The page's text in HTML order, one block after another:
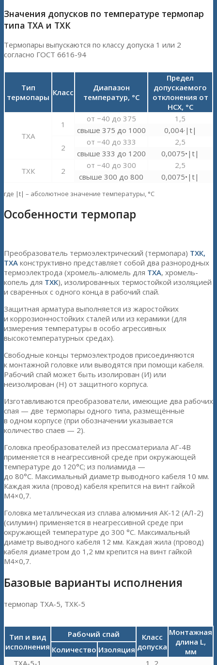
Значения допусков по температуре термопар
типа ТХА и ТХК
Термопары выпускаются по классу допуска 1 или 2
согласно ГОСТ 6616-94
Тип
термопары Класс
Диапазон
температур, °С
Предел
допускаемого
отклонения от
НСХ, °С
ТХА
1
от −40 до 375
1,5
свыше 375 до 1000
0,004·|t|
2
от −40 до 333
2,5
свыше 333 до 1200
0,0075•|t|
ТХК
2
от −40 до 300
2,5
свыше 300 до 800
0,0075•|t|
где |t| – абсолютное значение температуры, °С
Особенности термопар
Преобразователь термоэлектрический (термопара) ТХК,
ТХА конструктивно представляет собой два разнородных
термоэлектрода (хромель-алюмель для ТХА, хромель-
копель для ТХК), изолированных термостойкой изоляцией
и сваренных с одного конца в рабочий спай.
Защитная арматура выполняется из жаростойких
и коррозионностойких сталей или из керамики (для
измерения температуры в особо агрессивных
высокотемпературных средах).
Свободные концы термоэлектродов присоединяются
к монтажной головке или выводятся при помощи кабеля.
Рабочий спай может быть изолирован (И) или
неизолирован (Н) от защитного корпуса.
Изготавливаются преобразователи, имеющие два рабочих
спая — две термопары одного типа, размещённые
в одном корпусе (при обозначении указывается
количество спаев — 2).
Головка преобразователей из прессматериала АГ-4В
применяется в неагрессивной среде при окружающей
температуре до 120°С; из полиамида —
до 80°С. Максимальный диаметр выводного кабеля 10 мм.
Каждая жила (провод) кабеля крепится на винт гайкой
М4×0,7.
Головка металлическая из сплава алюминия АК-12 (АЛ-2)
(силумин) применяется в неагрессивной среде при
окружающей температуре до 300 °С. Максимальный
диаметр выводного кабеля 12 мм. Каждая жила (провод)
кабеля диаметром до 1,2 мм крепится на винт гайкой
М4×0,7.
Базовые варианты исполнения
термопар ТХА-5, ТХК-5
Тип и вид
исполнения
Рабочий спай
Класс
допуска
Монтажная
длина L,
мм
Количество Изоляция